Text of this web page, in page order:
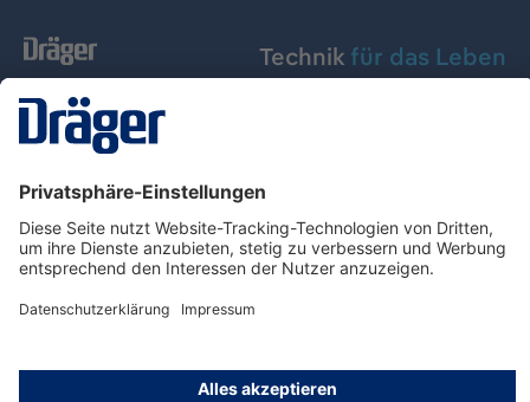
Technik für das Leben
Dräger Austria GmbH
Über Dräger
Informationen
© Dräger Austria GmbH, 2024